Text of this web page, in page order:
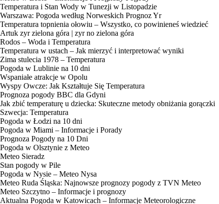
Temperatura i Stan Wody w Tunezji w Listopadzie
Warszawa: Pogoda według Norweskich Prognoz Yr
Temperatura topnienia ołowiu – Wszystko, co powinieneś wiedzieć
Artuk zyr zielona góra | zyr no zielona góra
Rodos – Woda i Temperatura
Temperatura w ustach – Jak mierzyć i interpretować wyniki
Zima stulecia 1978 – Temperatura
Pogoda w Lublinie na 10 dni
Wspaniałe atrakcje w Opolu
Wyspy Owcze: Jak Kształtuje Się Temperatura
Prognoza pogody BBC dla Gdyni
Jak zbić temperaturę u dziecka: Skuteczne metody obniżania gorączki
Szwecja: Temperatura
Pogoda w Łodzi na 10 dni
Pogoda w Miami – Informacje i Porady
Prognoza Pogody na 10 Dni
Pogoda w Olsztynie z Meteo
Meteo Sieradz
Stan pogody w Pile
Pogoda w Nysie – Meteo Nysa
Meteo Ruda Śląska: Najnowsze prognozy pogody z TVN Meteo
Meteo Szczytno – Informacje i prognozy
Aktualna Pogoda w Katowicach – Informacje Meteorologiczne